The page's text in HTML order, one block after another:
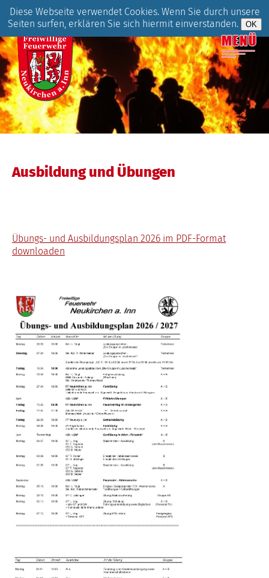
Diese Webseite verwendet Cookies. Wenn Sie durch unsere
Seiten surfen, erklären Sie sich hiermit einverstanden.
Ausbildung und Übungen
Übungs- und Ausbildungsplan 2026 im PDF-Format
downloaden